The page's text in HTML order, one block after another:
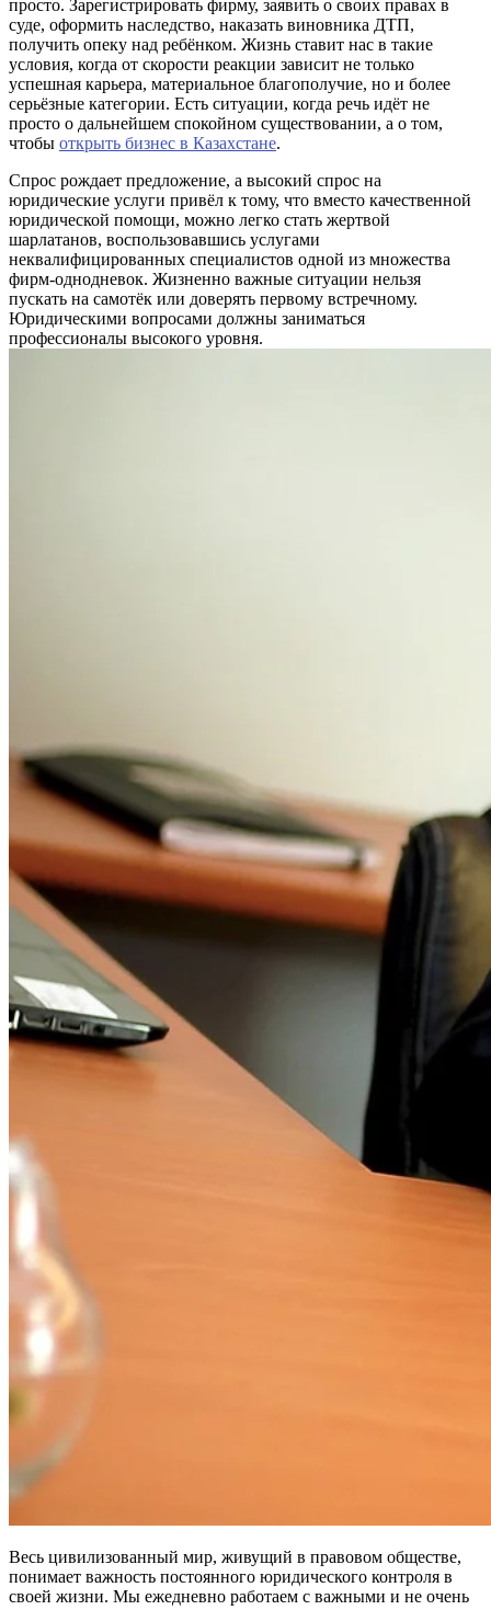
просто. Зарегистрировать фирму, заявить о своих правах в
суде, оформить наследство, наказать виновника ДТП,
получить опеку над ребёнком. Жизнь ставит нас в такие
условия, когда от скорости реакции зависит не только
успешная карьера, материальное благополучие, но и более
серьёзные категории. Есть ситуации, когда речь идёт не
просто о дальнейшем спокойном существовании, а о том,
чтобы открыть бизнес в Казахстане.
Спрос рождает предложение, а высокий спрос на
юридические услуги привёл к тому, что вместо качественной
юридической помощи, можно легко стать жертвой
шарлатанов, воспользовавшись услугами
неквалифицированных специалистов одной из множества
фирм-однодневок. Жизненно важные ситуации нельзя
пускать на самотёк или доверять первому встречному.
Юридическими вопросами должны заниматься
профессионалы высокого уровня.
Весь цивилизованный мир, живущий в правовом обществе,
понимает важность постоянного юридического контроля в
своей жизни. Мы ежедневно работаем с важными и не очень